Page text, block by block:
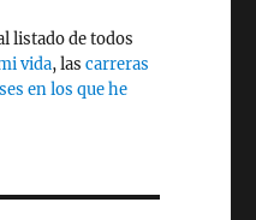
listado de todos
vida, las carreras
en los que he